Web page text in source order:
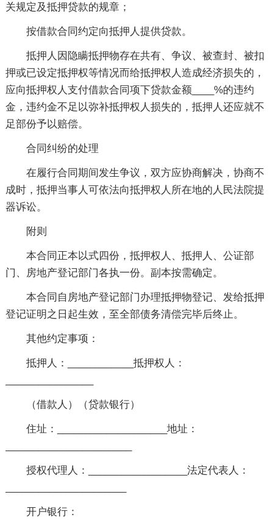
关规定及抵押贷款的规章；
按借款合同约定向抵押人提供贷款。
抵押人因隐瞒抵押物存在共有、争议、被查封、被扣
押或已设定抵押权等情况而给抵押权人造成经济损失的，
应向抵押权人支付借款合同项下贷款金额____%的违约
金，违约金不足以弥补抵押权人损失的，抵押人还应就不
足部份予以赔偿。
合同纠纷的处理
在履行合同期间发生争议，双方应协商解决，协商不
成时，抵押当事人可依法向抵押权人所在地的人民法院提
器诉讼。
附则
本合同正本以式四份，抵押权人、抵押人、公证部
门、房地产登记部门各执一份。副本按需确定。
本合同自房地产登记部门办理抵押物登记、发给抵押
登记证明之日起生效，至全部债务清偿完毕后终止。
其他约定事项：
抵押人：____________抵押权人：
（借款人）（贷款银行）
住址：____________________地址：
授权代理人：__________________法定代表人：
开户银行：